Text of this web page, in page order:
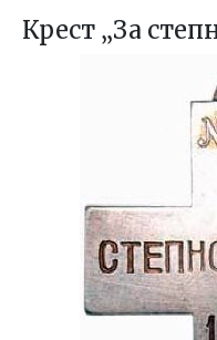
Крест „За